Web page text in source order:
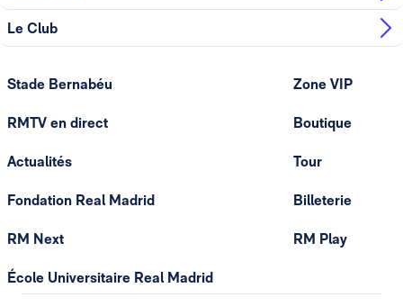
Le Club
Stade Bernabéu
RMTV en direct
Actualités
Fondation Real Madrid
RM Next
École Universitaire Real Madrid
Zone VIP
Boutique
Tour
Billeterie
RM Play